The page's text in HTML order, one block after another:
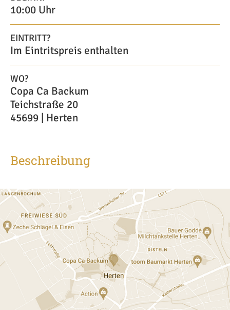
10:00 Uhr
EINTRITT?
Im Eintritspreis enthalten
WO?
Copa Ca Backum
Teichstraße 20
45699 | Herten
Beschreibung